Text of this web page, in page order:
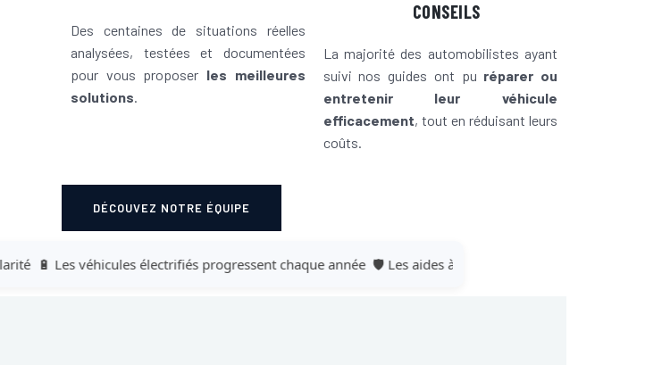
Des centaines de situations réelles
analysées, testées et documentées
pour vous proposer les meilleures
solutions.
CONSEILS
La majorité des automobilistes ayant
suivi nos guides ont pu réparer ou
entretenir leur véhicule
efficacement, tout en réduisant leurs
coûts.
DÉCOUVEZ NOTRE ÉQUIPE
🔋 Les véhicules électrifiés progressent chaque année 🛡️ Les aides à la conduite se généralisent